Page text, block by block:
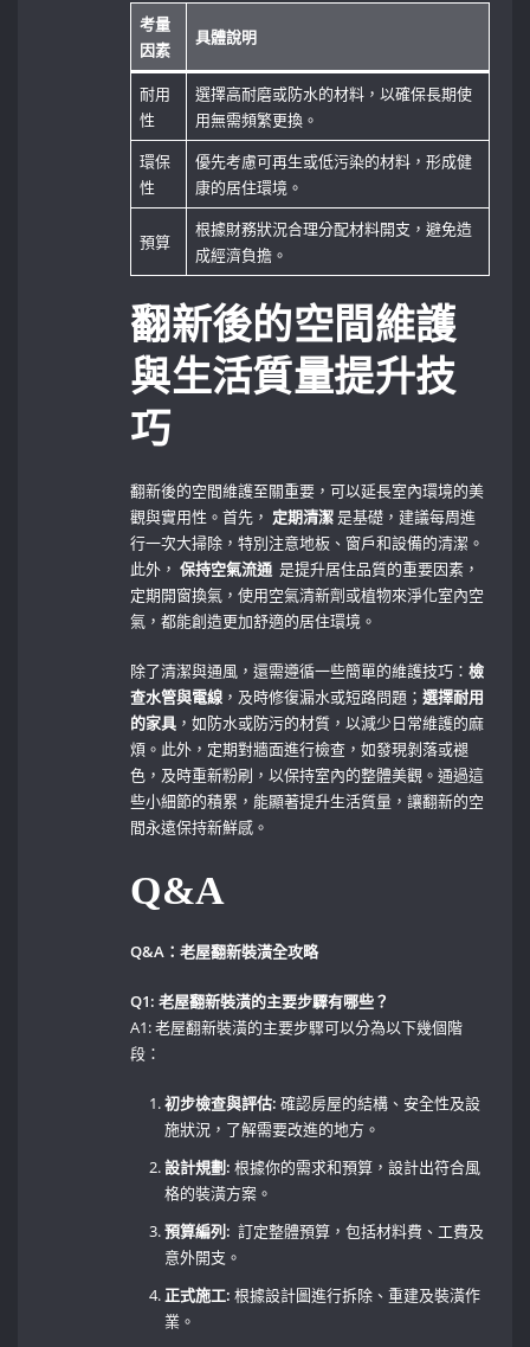
考量
因素
具體說明
耐用
性
選擇高耐磨或防水的材料，以確保長期使
用無需頻繁更換。
環保
性
優先考慮可再生或低污染的材料，形成健
康的居住環境。
預算
根據財務狀況合理分配材料開支，避免造
成經濟負擔。
翻新後的空間維護
與生活質量提升技
巧
翻新後的空間維護至關重要，可以延長室內環境的美
觀與實用性。首先， 定期清潔是基礎，建議每周進
行一次大掃除，特別注意地板、窗戶和設備的清潔。
此外，保持空氣流通 ‍ 是提升居住品質的重要因素，
定期開窗換氣，使用空氣清新劑或植物來淨化室內空
氣，都能創造更加舒適的居住環境。
除了清潔與通風，還需遵循一些簡單的維護技巧：檢
查水管與電線 ，及時修復漏水或短路問題；選擇耐用
的家具 ，如防水或防污的材質，以減少日常維護的麻
煩。此外，定期對牆面進行檢查，如發現剝落或褪
色，及時重新粉刷，以保持室內的整體美觀。通過這
些小細節的積累，能顯著提升生活質量，讓翻新的空
間永遠保持新鮮感。
Q&A
Q&A：老屋翻新裝潢全攻略
Q1:⁣ 老屋翻新裝潢的主要步驟有哪些？
A1:‌ 老屋翻新裝潢的主要步驟可以分為以下幾個階
段：
初步檢查與評估: 確認房屋的結構、安全性及設
施狀況，了解需要改進的地方。
設計規劃: 根據你的需求和預算，設計出符合風
格的裝潢方案。
預算編列: ⁤ 訂定整體預算，包括材料費、工費及
意外開支。⁤
正式施工: ‍根據設計圖進行拆除、重建及裝潢作
業。